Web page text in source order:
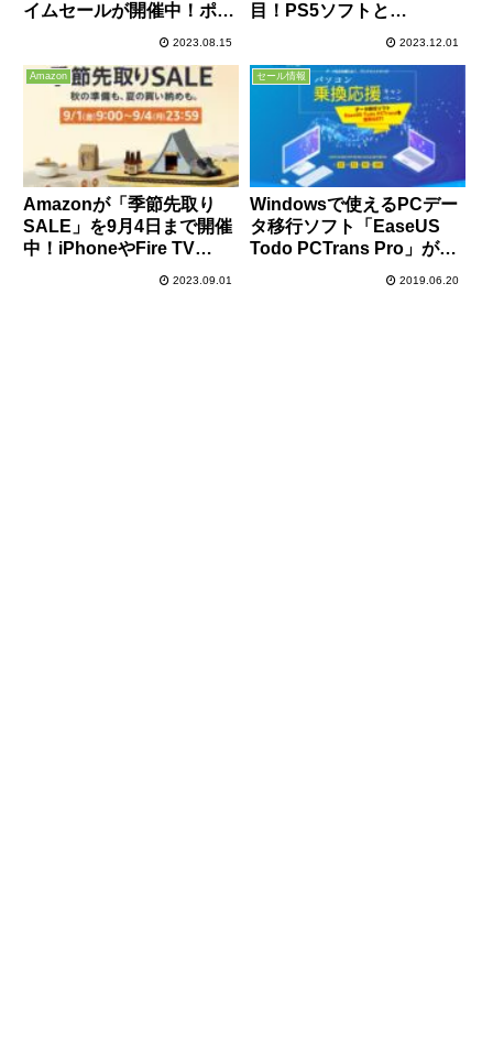
イムセールが開催中！ポイ
やMacBook Pro、Beats
Studio Buds+などが安
い！
2023.08.15
目！PS5ソフトと
とSSDが10％オフ！
2023.12.01
Amazon
Amazonが「季節先取り
SALE」を9月4日まで開催
中！iPhoneやFire TV
2023.09.01
セール情報
Windowsで使えるPCデー
タ移行ソフト「EaseUS
Todo PCTrans Pro」が期
2019.06.20